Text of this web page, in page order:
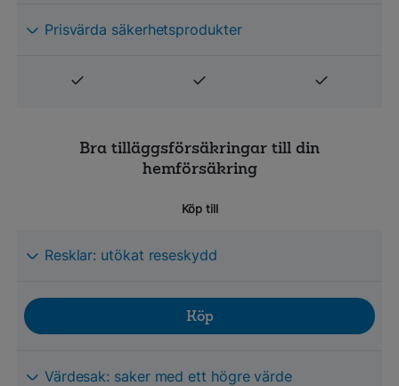
Prisvärda säkerhetsprodukter
Bra tilläggsförsäkringar till din
hemförsäkring
Köp till
Resklar: utökat reseskydd
Köp
Värdesak: saker med ett högre värde